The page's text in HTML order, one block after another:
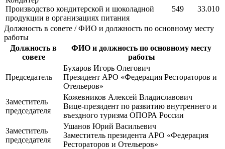
Производство кондитерской и шоколадной
продукции в организациях питания
549 33.010
Должность в совете / ФИО и должность по основному месту
работы
Должность в
совете
ФИО и должность по основному месту
работы
Председатель
Бухаров Игорь Олегович
Президент АРО «Федерация Рестораторов и
Отельеров»
Заместитель
председателя
Кожевников Алексей Владиславович
Вице-президент по развитию внутреннего и
въездного туризма ОПОРА России
Заместитель
председателя
Ушанов Юрий Васильевич
Заместитель президента АРО «Федерация
Рестораторов и Отельеров»